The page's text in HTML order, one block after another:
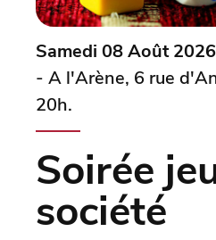
Samedi 08 Août 2026
- A l'Arène, 6 rue
20h.
Soirée
société